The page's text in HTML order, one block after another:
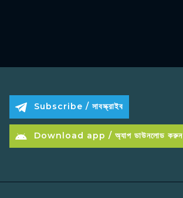
Subscribe / সাবস্ক্রাইব
Download app / অ্যাপ ডাউনলোড করুন